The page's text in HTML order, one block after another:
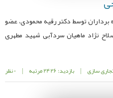
برداران توسط دکتر رقیه محمودی، عضو
نژاد ماهیان سردآبی شهید مطهری
سازی | بازدید: 2426 مرتبه | 0 نظر